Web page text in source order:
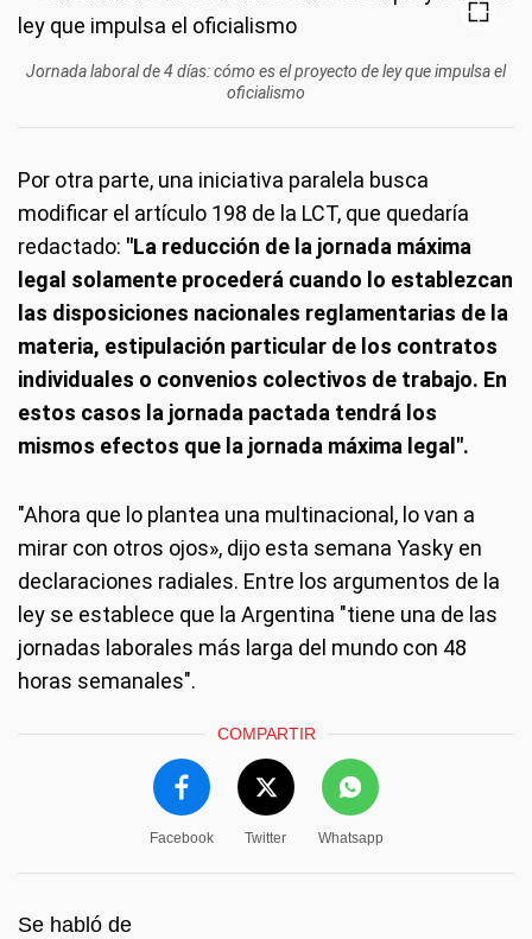
Jornada laboral de 4 días: cómo es el proyecto de ley que impulsa el
oficialismo
Por otra parte, una iniciativa paralela busca
modificar el artículo 198 de la LCT, que quedaría
redactado: "La reducción de la jornada máxima
legal solamente procederá cuando lo establezcan
las disposiciones nacionales reglamentarias de la
materia, estipulación particular de los contratos
individuales o convenios colectivos de trabajo. En
estos casos la jornada pactada tendrá los
mismos efectos que la jornada máxima legal".
"Ahora que lo plantea una multinacional, lo van a
mirar con otros ojos», dijo esta semana Yasky en
declaraciones radiales. Entre los argumentos de la
ley se establece que la Argentina "tiene una de las
jornadas laborales más larga del mundo con 48
horas semanales".
COMPARTIR
Facebook Twitter Whatsapp
Se habló de